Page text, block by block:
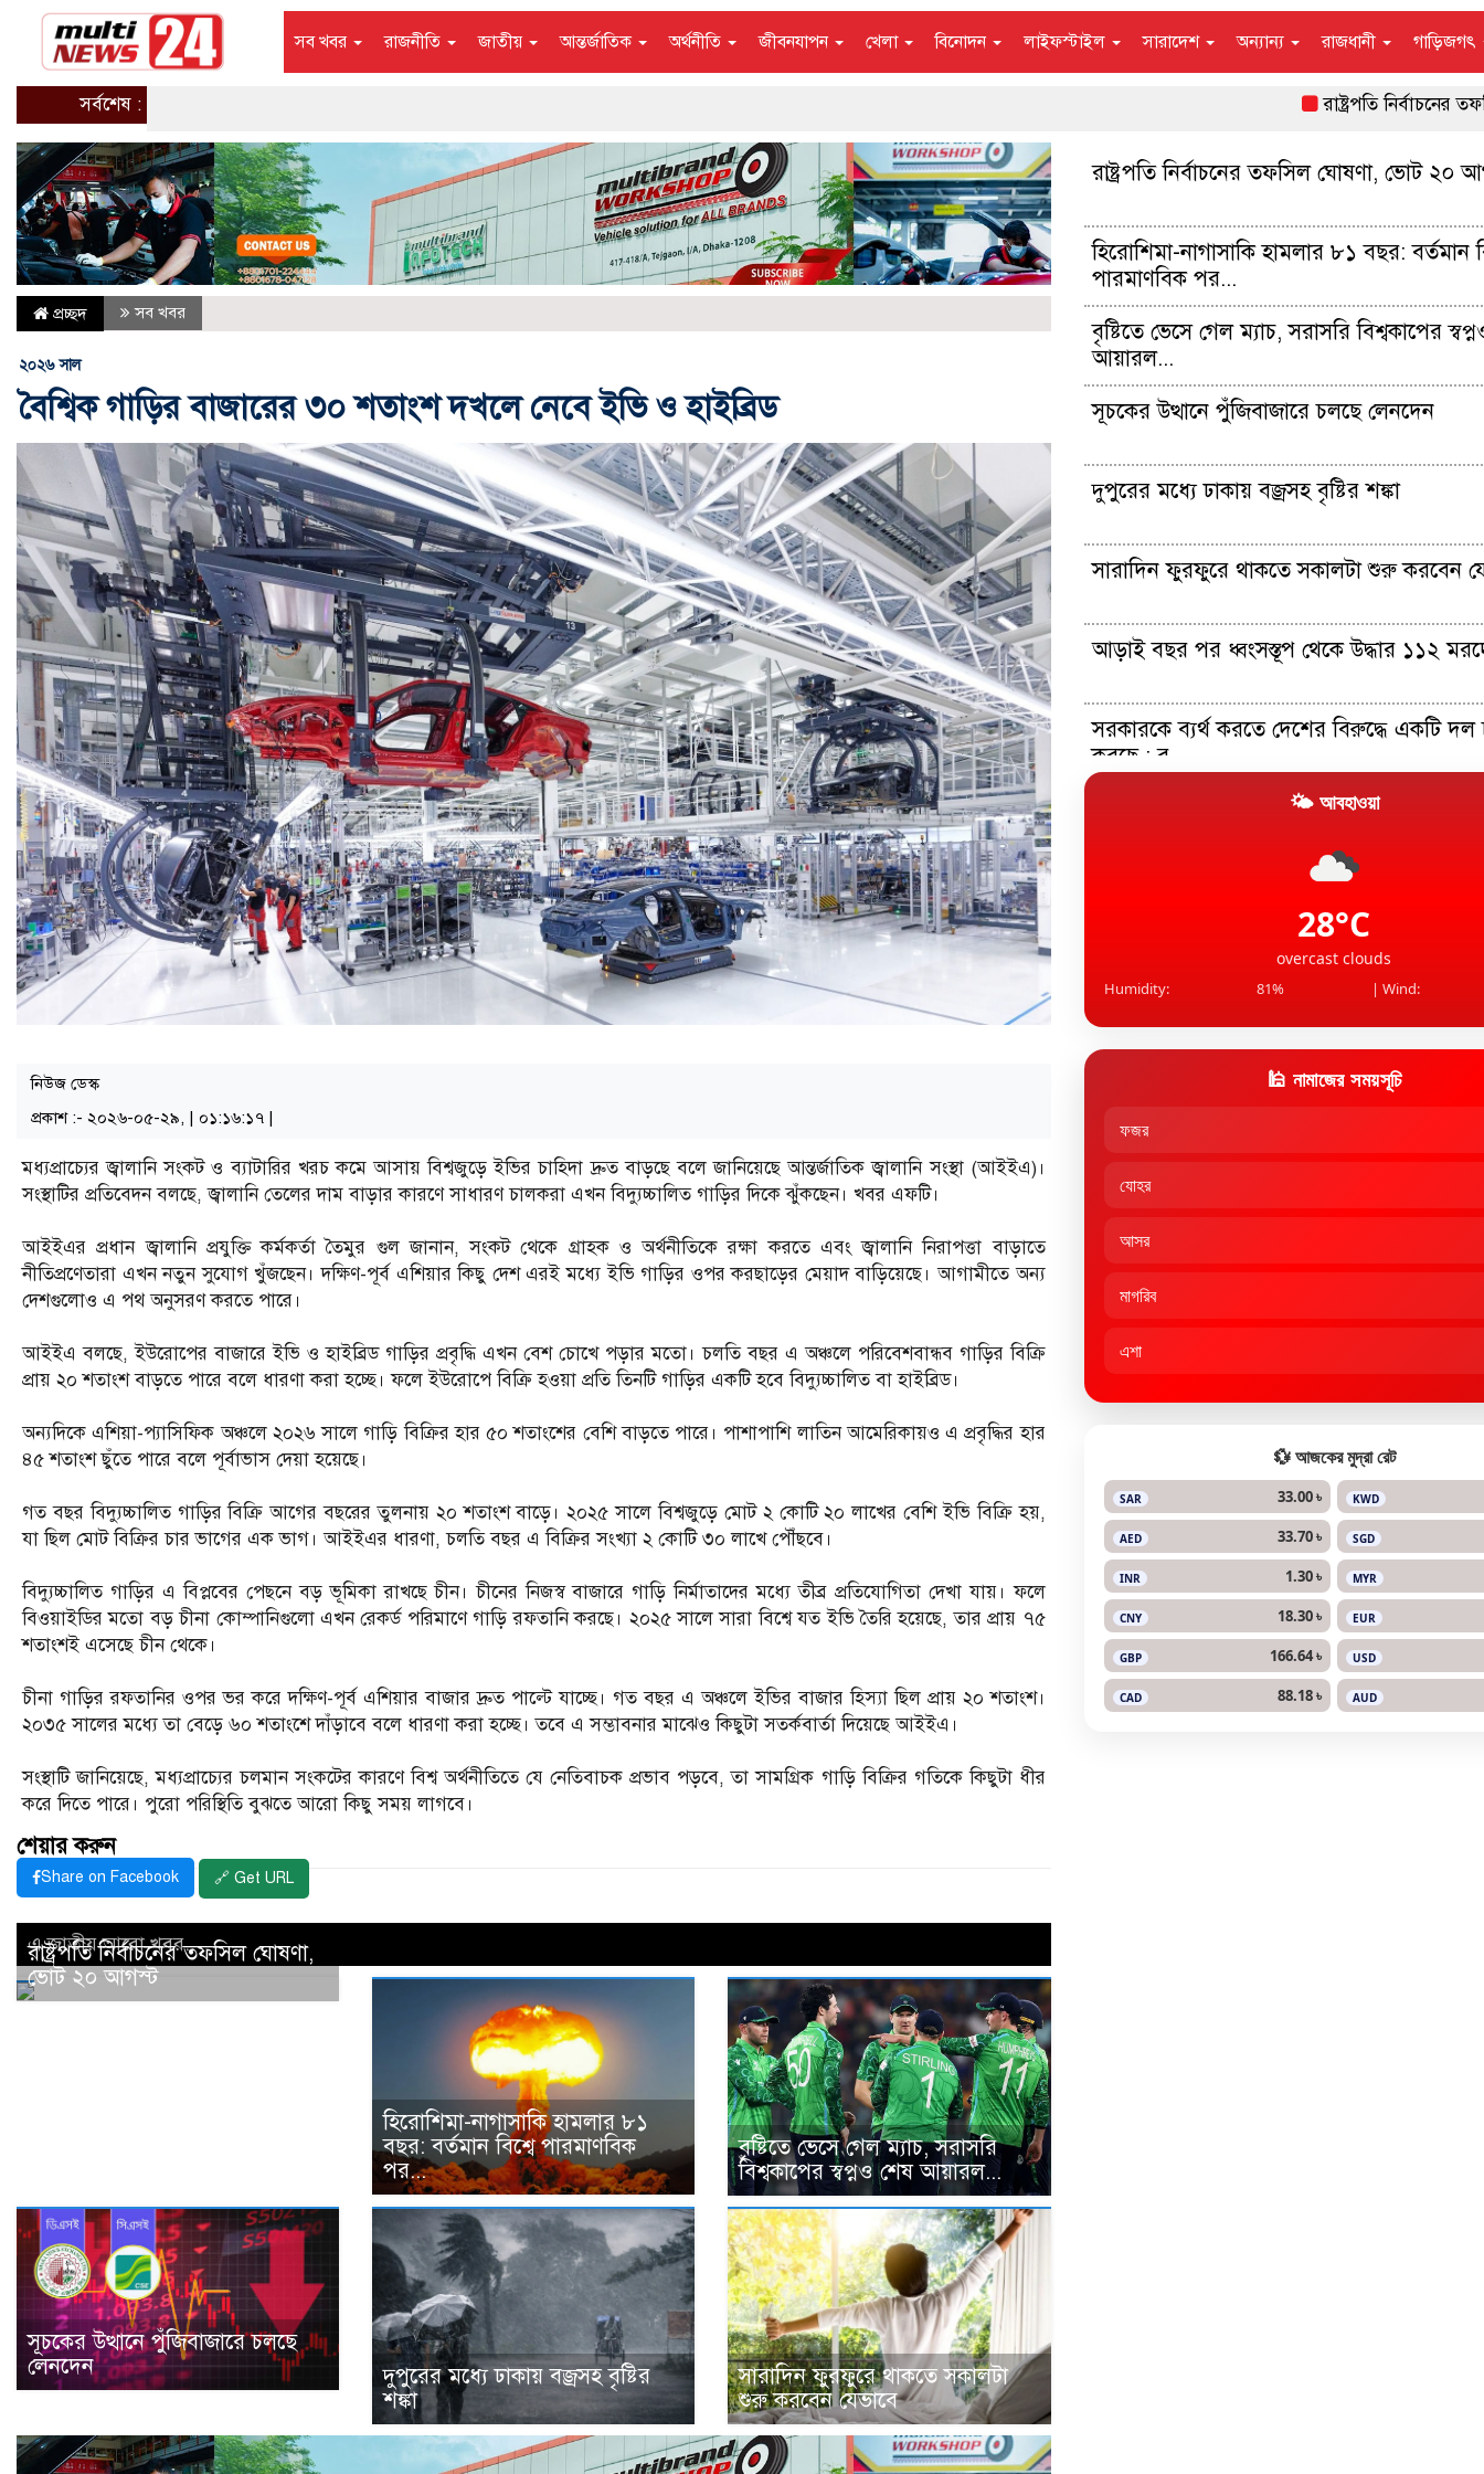
সব খবর রাজনীতি জাতীয় আন্তর্জাতিক অর্থনীতি জীবনযাপন খেলা বিনোদন লাইফস্টাইল সারাদেশ অন্যান্য রাজধানী গাড়িজগৎ
সর্বশেষ : রাষ্ট্রপতি নির্বাচনের
প্রচ্ছদ সব খবর
২০২৬ সাল
বৈশ্বিক গাড়ির বাজারের ৩০ শতাংশ দখলে নেবে ইভি ও হাইব্রিড
নিউজ ডেস্ক
প্রকাশ :- ২০২৬-০৫-২৯, | ০১:১৬:১৭ |
মধ্যপ্রাচ্যের জ্বালানি সংকট ও ব্যাটারির খরচ কমে আসায় বিশ্বজুড়ে ইভির চাহিদা দ্রুত বাড়ছে বলে জানিয়েছে আন্তর্জাতিক জ্বালানি সংস্থা (আইইএ)।
সংস্থাটির প্রতিবেদন বলছে, জ্বালানি তেলের দাম বাড়ার কারণে সাধারণ চালকরা এখন বিদ্যুচ্চালিত গাড়ির দিকে ঝুঁকছেন। খবর এফটি।
আইইএর প্রধান জ্বালানি প্রযুক্তি কর্মকর্তা তৈমুর গুল জানান, সংকট থেকে গ্রাহক ও অর্থনীতিকে রক্ষা করতে এবং জ্বালানি নিরাপত্তা বাড়াতে
নীতিপ্রণেতারা এখন নতুন সুযোগ খুঁজছেন। দক্ষিণ-পূর্ব এশিয়ার কিছু দেশ এরই মধ্যে ইভি গাড়ির ওপর করছাড়ের মেয়াদ বাড়িয়েছে। আগামীতে অন্য
দেশগুলোও এ পথ অনুসরণ করতে পারে।
আইইএ বলছে, ইউরোপের বাজারে ইভি ও হাইব্রিড গাড়ির প্রবৃদ্ধি এখন বেশ চোখে পড়ার মতো। চলতি বছর এ অঞ্চলে পরিবেশবান্ধব গাড়ির বিক্রি
প্রায় ২০ শতাংশ বাড়তে পারে বলে ধারণা করা হচ্ছে। ফলে ইউরোপে বিক্রি হওয়া প্রতি তিনটি গাড়ির একটি হবে বিদ্যুচ্চালিত বা হাইব্রিড।
অন্যদিকে এশিয়া-প্যাসিফিক অঞ্চলে ২০২৬ সালে গাড়ি বিক্রির হার ৫০ শতাংশের বেশি বাড়তে পারে। পাশাপাশি লাতিন আমেরিকায়ও এ প্রবৃদ্ধির হার
৪৫ শতাংশ ছুঁতে পারে বলে পূর্বাভাস দেয়া হয়েছে।
গত বছর বিদ্যুচ্চালিত গাড়ির বিক্রি আগের বছরের তুলনায় ২০ শতাংশ বাড়ে। ২০২৫ সালে বিশ্বজুড়ে মোট ২ কোটি ২০ লাখের বেশি ইভি বিক্রি হয়,
যা ছিল মোট বিক্রির চার ভাগের এক ভাগ। আইইএর ধারণা, চলতি বছর এ বিক্রির সংখ্যা ২ কোটি ৩০ লাখে পৌঁছবে।
বিদ্যুচ্চালিত গাড়ির এ বিপ্লবের পেছনে বড় ভূমিকা রাখছে চীন। চীনের নিজস্ব বাজারে গাড়ি নির্মাতাদের মধ্যে তীব্র প্রতিযোগিতা দেখা যায়। ফলে
বিওয়াইডির মতো বড় চীনা কোম্পানিগুলো এখন রেকর্ড পরিমাণে গাড়ি রফতানি করছে। ২০২৫ সালে সারা বিশ্বে যত ইভি তৈরি হয়েছে, তার প্রায় ৭৫
শতাংশই এসেছে চীন থেকে।
চীনা গাড়ির রফতানির ওপর ভর করে দক্ষিণ-পূর্ব এশিয়ার বাজার দ্রুত পাল্টে যাচ্ছে। গত বছর এ অঞ্চলে ইভির বাজার হিস্যা ছিল প্রায় ২০ শতাংশ।
২০৩৫ সালের মধ্যে তা বেড়ে ৬০ শতাংশে দাঁড়াবে বলে ধারণা করা হচ্ছে। তবে এ সম্ভাবনার মাঝেও কিছুটা সতর্কবার্তা দিয়েছে আইইএ।
সংস্থাটি জানিয়েছে, মধ্যপ্রাচ্যের চলমান সংকটের কারণে বিশ্ব অর্থনীতিতে যে নেতিবাচক প্রভাব পড়বে, তা সামগ্রিক গাড়ি বিক্রির গতিকে কিছুটা ধীর
করে দিতে পারে। পুরো পরিস্থিতি বুঝতে আরো কিছু সময় লাগবে।
শেয়ার করুন
Share on Facebook 🔗 Get URL
এ জাতীয় আরো খবর..
রাষ্ট্রপতি নির্বাচনের তফসিল ঘোষণা,
ভোট ২০ আগস্ট
হিরোশিমা-নাগাসাকি হামলার ৮১
বছর: বর্তমান বিশ্বে পারমাণবিক
পর...
বৃষ্টিতে ভেসে গেল ম্যাচ, সরাসরি
বিশ্বকাপের স্বপ্নও শেষ আয়ারল...
সূচকের উত্থানে পুঁজিবাজারে চলছে
লেনদেন
দুপুরের মধ্যে ঢাকায় বজ্রসহ বৃষ্টির
শঙ্কা
সারাদিন ফুরফুরে থাকতে সকালটা
শুরু করবেন যেভাবে
রাষ্ট্রপতি নির্বাচনের তফসিল ঘোষণা, ভোট ২০
হিরোশিমা-নাগাসাকি হামলার ৮১ বছর: বর্তমান
পারমাণবিক পর...
বৃষ্টিতে ভেসে গেল ম্যাচ, সরাসরি বিশ্বকাপের
আয়ারল...
সূচকের উত্থানে পুঁজিবাজারে চলছে লেনদেন
দুপুরের মধ্যে ঢাকায় বজ্রসহ বৃষ্টির শঙ্কা
সারাদিন ফুরফুরে থাকতে সকালটা শুরু করবেন
আড়াই বছর পর ধ্বংসস্তূপ থেকে উদ্ধার ১১২
সরকারকে ব্যর্থ করতে দেশের বিরুদ্ধে একটি দল
করছে : র...
আইআরজিসির সংশ্লিষ্ট ইরাকি এয়ারলাইন্সের
মার্কিন ক্ষেপণাস্ত্রের মজুদ কমে যাওয়ার খবর
🌤 আবহাওয়া
28°C
overcast clouds
Humidity: 81% | Wind:
🕌 নামাজের সময়সূচি
ফজর
যোহর
আসর
মাগরিব
এশা
💱 আজকের মুদ্রা রেট
SAR 33.00 ৳ KWD
AED 33.70 ৳ SGD
INR 1.30 ৳ MYR
CNY 18.30 ৳ EUR
GBP 166.64 ৳ USD
CAD 88.18 ৳ AUD